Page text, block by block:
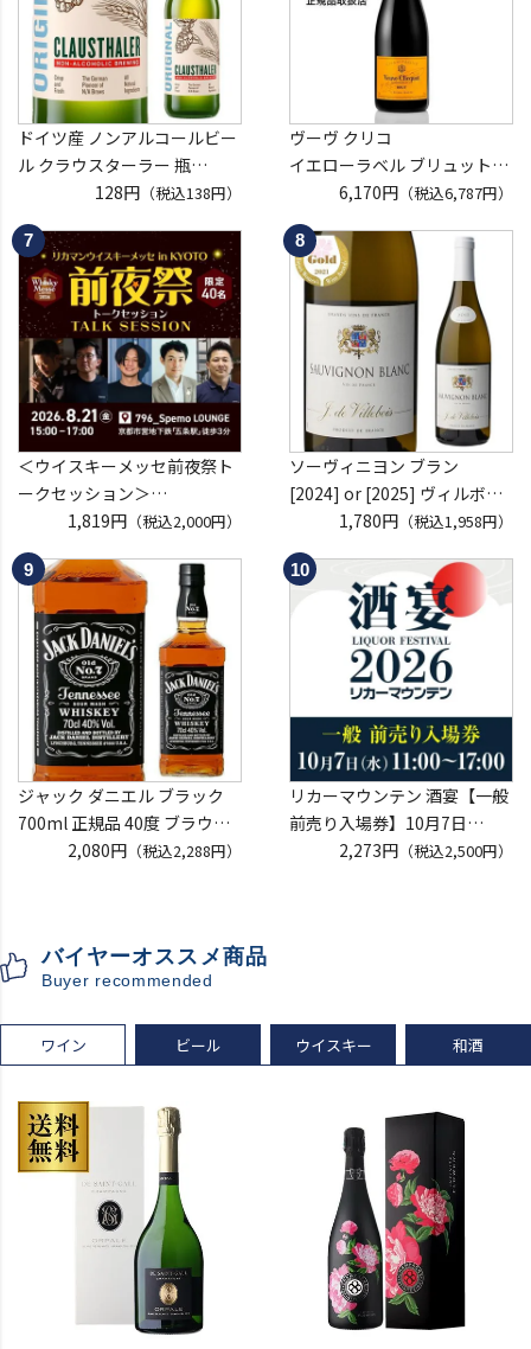
ドイツ産 ノンアルコールビー
ル クラウスターラー 瓶
330ml ノンアル ビールテイス
ト ビアテイスト 長S
128円（税込138円）
ヴーヴ クリコ
イエローラベル ブリュット
750ml 正規品
ヴーヴクリコ ヴーヴ・クリコ
ブーブクリコ
シャンパーニュ シャンパン
お一人様12本まで
プレゼント 記念日
6,170円 （税込6,787円）
＜ウイスキーメッセ前夜祭ト
ークセッション＞
8月21日(金)15:00～17:00京都
開催
クレジットカード決済のみ
1,819円（税込2,000円）
ソーヴィニヨン ブラン
[2024] or [2025] ヴィルボワ
750ml フランス ロワール 辛
口 白ワイン 浜運A
1,780円 （税込1,958円）
ジャック ダニエル ブラック
700ml 正規品 40度 ブラウン
フォーマン2,080円（税込2,288円）
リカーマウンテン 酒宴【一般
前売り入場券】10月7日
(水)11:00～17:00 2026
2,273円 （税込2,500円）
バイヤーオススメ商品
Buyer recommended
ワイン ビール ウイスキー 和酒